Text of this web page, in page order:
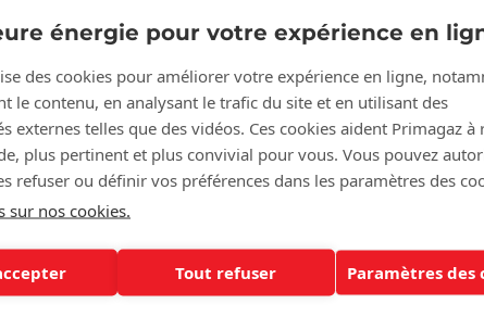
énergie pour votre expérience en
des cookies pour améliorer votre expérience en ligne,
le contenu, en analysant le trafic du site et en utilisant des
externes telles que des vidéos. Ces cookies aident Primagaz à
plus pertinent et plus convivial pour vous. Vous pouvez
refuser ou définir vos préférences dans les paramètres des
sur nos cookies.
Tout refuser Paramètres des
chez
et en